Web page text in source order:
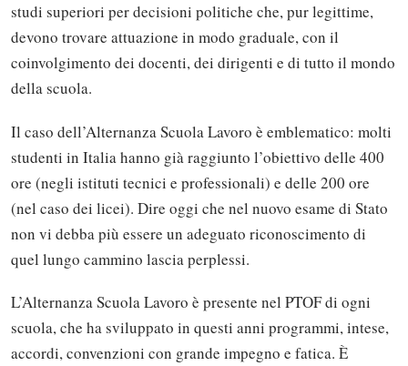
studi superiori per decisioni politiche che, pur legittime,
devono trovare attuazione in modo graduale, con il
coinvolgimento dei docenti, dei dirigenti e di tutto il mondo
della scuola.
Il caso dell’Alternanza Scuola Lavoro è emblematico: molti
studenti in Italia hanno già raggiunto l’obiettivo delle 400
ore (negli istituti tecnici e professionali) e delle 200 ore
(nel caso dei licei). Dire oggi che nel nuovo esame di Stato
non vi debba più essere un adeguato riconoscimento di
quel lungo cammino lascia perplessi.
L’Alternanza Scuola Lavoro è presente nel PTOF di ogni
scuola, che ha sviluppato in questi anni programmi, intese,
accordi, convenzioni con grande impegno e fatica. È